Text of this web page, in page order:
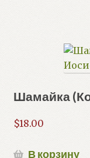
Шамайка
$18.00
В корзину